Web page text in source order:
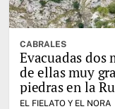
CABRALES
Evacuadas dos
de ellas muy
piedras en la
EL FIELATO Y EL NORA